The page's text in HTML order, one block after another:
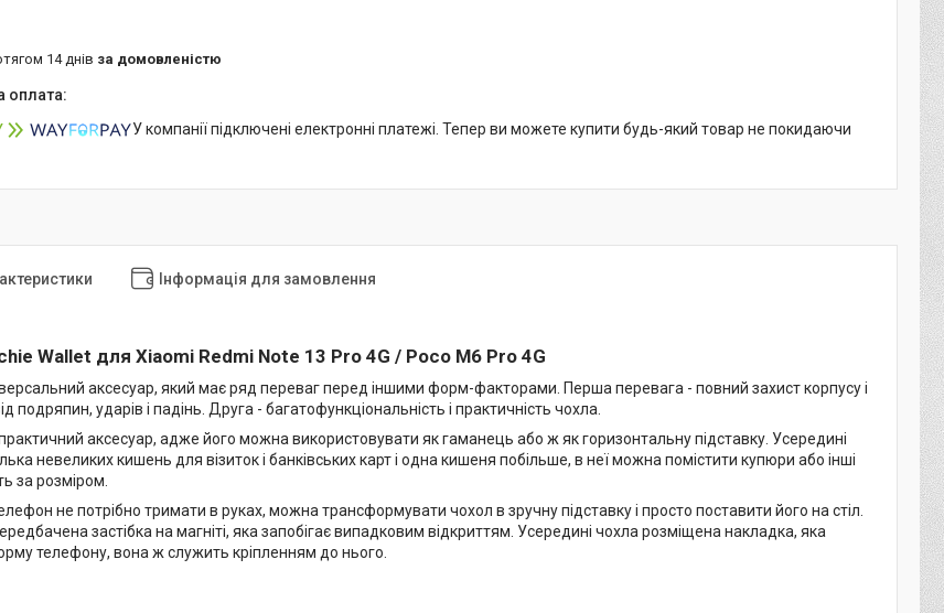
14 днів за домовленістю
У компанії підключені електронні платежі. Тепер ви можете купити будь-який товар не покидаючи
Інформація для замовлення
Wallet для Xiaomi Redmi Note 13 Pro 4G / Poco M6 Pro 4G
аксесуар, який має ряд переваг перед іншими форм-факторами. Перша перевага - повний захист корпусу і
подряпин, ударів і падінь. Друга - багатофункціональність і практичність чохла.
аксесуар, адже його можна використовувати як гаманець або ж як горизонтальну підставку. Усередині
невеликих кишень для візиток і банківських карт і одна кишеня побільше, в неї можна помістити купюри або інші
за розміром.
не потрібно тримати в руках, можна трансформувати чохол в зручну підставку і просто поставити його на стіл.
застібка на магніті, яка запобігає випадковим відкриттям. Усередині чохла розміщена накладка, яка
телефону, вона ж служить кріпленням до нього.